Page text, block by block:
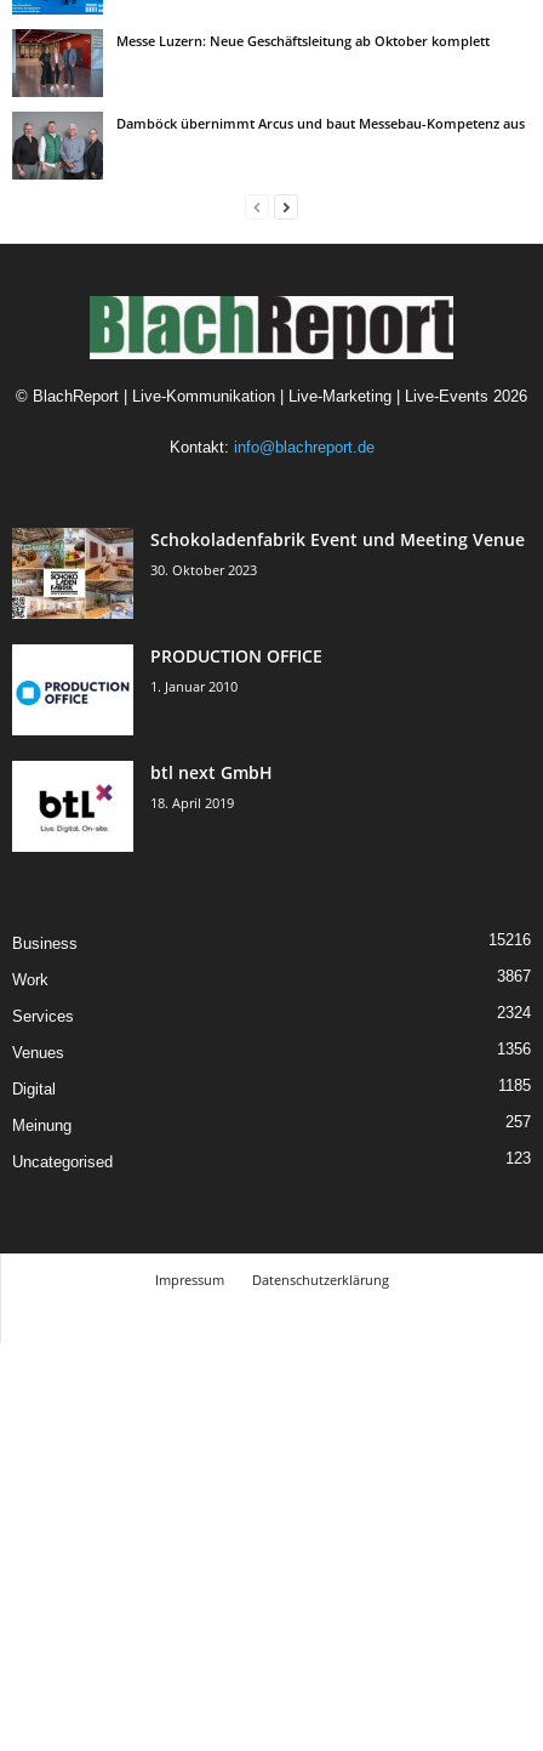
Messe Luzern: Neue Geschäftsleitung ab Oktober komplett
Damböck übernimmt Arcus und baut Messebau-Kompetenz aus
© BlachReport | Live-Kommunikation | Live-Marketing | Live-Events 2026
Kontakt: info@blachreport.de
Schokoladenfabrik Event und Meeting Venue
30. Oktober 2023
PRODUCTION OFFICE
1. Januar 2010
btl next GmbH
18. April 2019
Business 15216
Work 3867
Services 2324
Venues 1356
Digital 1185
Meinung 257
Uncategorised 123
Impressum
Datenschutzerklärung